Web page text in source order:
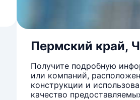
Пермский край,
Получите подробную
или компаний,
конструкции и
качество